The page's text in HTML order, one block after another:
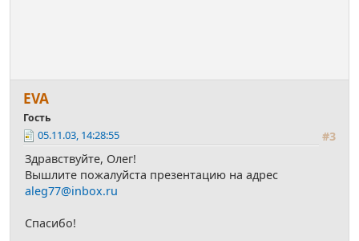
EVA
Гость
#3
05.11.03, 14:28:55
Здравствуйте, Олег!
Вышлите пожалуйста презентацию на адрес
aleg77@inbox.ru
Спасибо!